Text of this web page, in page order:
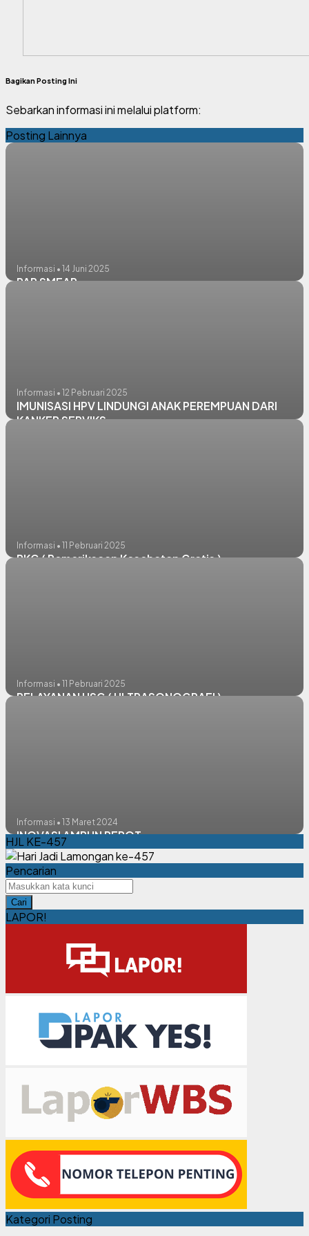
Bagikan Posting Ini
Sebarkan informasi ini melalui platform:
Posting Lainnya
Informasi • 14 Juni 2025
PAP SMEAR
Informasi • 12 Pebruari 2025
IMUNISASI HPV LINDUNGI ANAK PEREMPUAN DARI
KANKER SERVIKS
Informasi • 11 Pebruari 2025
PKG ( Pemeriksaan Kesehatan Gratis )
Informasi • 11 Pebruari 2025
PELAYANAN USG ( ULTRASONOGRAFI )
Informasi • 13 Maret 2024
INOVASI AMPUN REPOT
HJL KE-457
Pencarian
Cari
LAPOR!
Kategori Posting